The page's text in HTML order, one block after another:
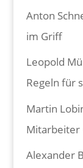
Anton
im Griff
Leopold
Regeln für
Martin
Mitarbeiter
Alexander